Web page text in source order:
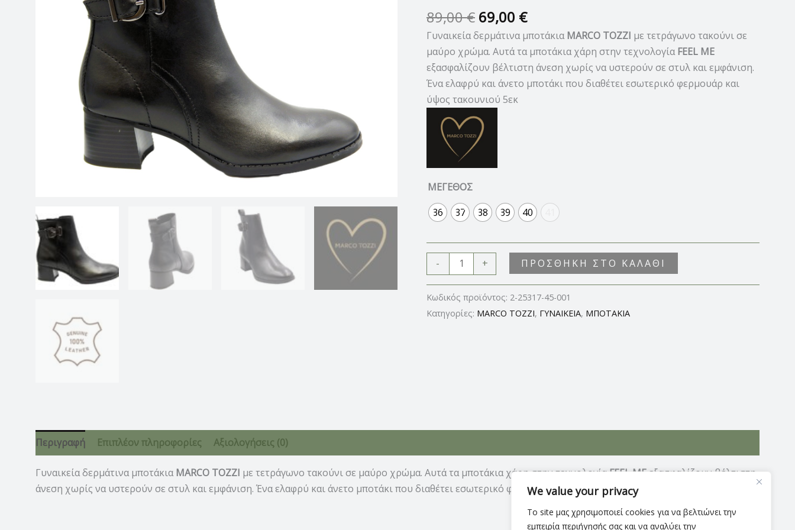
We value your privacy
Το site μας χρησιμοποιεί cookies για να βελτιώνει την
εμπειρία περιήγησής σας και να αναλύει την
89,00€ 69,00 €
Γυναικεία δερμάτινα μποτάκιαMARCO TOZZI με τετράγωνο τακούνι σε
μαύρο χρώμα. Αυτά τα μποτάκια χάρη στην τεχνολογίαFEEL ME
εξασφαλίζουν βέλτιστη άνεση χωρίς να υστερούν σε στυλ και εμφάνιση.
Ένα ελαφρύ και άνετο μποτάκι που διαθέτει εσωτερικό φερμουάρ και
ύψος τακουνιού 5εκ
ΜΕΓΕΘΟΣ
36
37 38 39 40
-
ΤΑΚΟΥΝΙ
ποσότητα
+ ΠΡΟΣΘΉΚΗ ΣΤΟ ΚΑΛΆΘΙ
Κωδικός προϊόντος: 2-25317-45-001
Κατηγορίες: MARCO TOZZI, ΓΥΝΑΙΚΕΙΑ, ΜΠΟΤΑΚΙΑ
Περιγραφή Επιπλέον πληροφορίες Αξιολογήσεις (0)
Γυναικεία δερμάτινα μποτάκιαMARCO TOZZI με τετράγωνο τακούνι σε μαύρο χρώμα. Αυτά τα μποτάκια χάρη στην τεχνολογίαFEEL MEεξασφαλίζουν βέλτιστη
άνεση χωρίς να υστερούν σε στυλ και εμφάνιση. Ένα ελαφρύ και άνετο μποτάκι που διαθέτει εσωτερικό φερμουάρ και ύψος τακουνιού 5εκ